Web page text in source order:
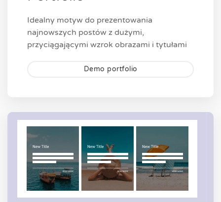
Idealny motyw do prezentowania
najnowszych postów z dużymi,
przyciągającymi wzrok obrazami i tytułami
Demo portfolio